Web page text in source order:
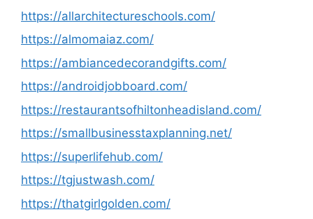
https://allarchitectureschools.com/
https://almomaiaz.com/
https://ambiancedecorandgifts.com/
https://androidjobboard.com/
https://restaurantsofhiltonheadisland.com/
https://smallbusinesstaxplanning.net/
https://superlifehub.com/
https://tgjustwash.com/
https://thatgirlgolden.com/